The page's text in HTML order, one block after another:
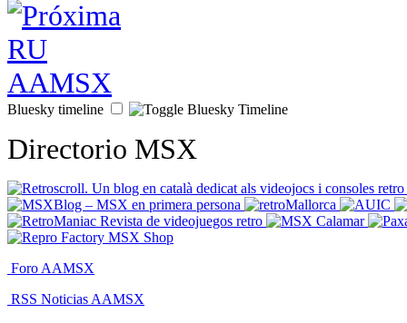
Bluesky timeline
Directorio MSX
Foro AAMSX
RSS Noticias AAMSX